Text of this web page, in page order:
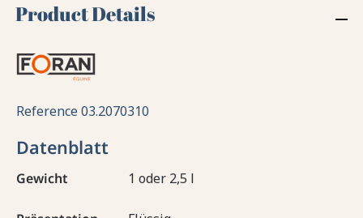
Product Details
Reference03.2070310
Datenblatt
Gewicht 1 oder 2,5 l